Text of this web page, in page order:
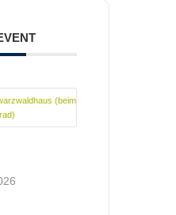
(beim